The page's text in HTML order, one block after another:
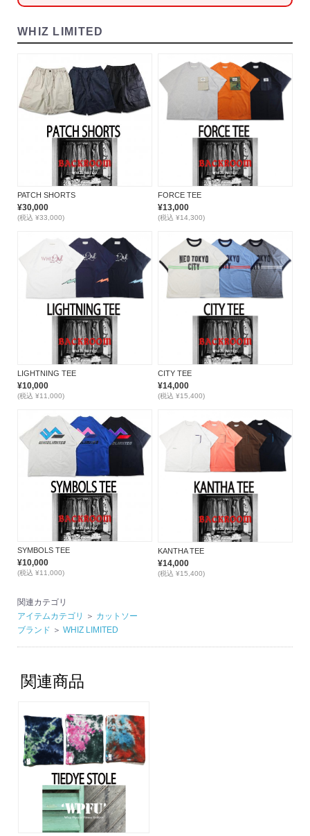
WHIZ LIMITED
PATCH SHORTS
¥30,000
(税込 ¥33,000)
FORCE TEE
¥13,000
(税込 ¥14,300)
LIGHTNING TEE
¥10,000
(税込 ¥11,000)
CITY TEE
¥14,000
(税込 ¥15,400)
SYMBOLS TEE
¥10,000
(税込 ¥11,000)
KANTHA TEE
¥14,000
(税込 ¥15,400)
関連カテゴリ
アイテムカテゴリ
＞ カットソー
ブランド ＞ WHIZ LIMITED
関連商品